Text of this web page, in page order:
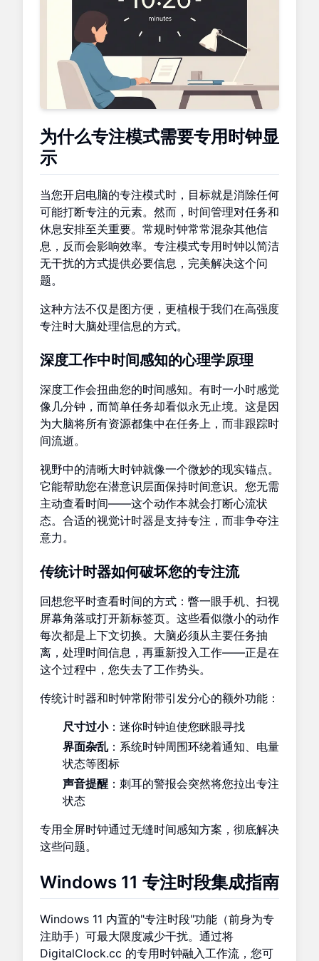
为什么专注模式需要专用时钟显
示
当您开启电脑的专注模式时，目标就是消除任何
可能打断专注的元素。然而，时间管理对任务和
休息安排至关重要。常规时钟常常混杂其他信
息，反而会影响效率。专注模式专用时钟以简洁
无干扰的方式提供必要信息，完美解决这个问
题。
这种方法不仅是图方便，更植根于我们在高强度
专注时大脑处理信息的方式。
深度工作中时间感知的心理学原理
深度工作会扭曲您的时间感知。有时一小时感觉
像几分钟，而简单任务却看似永无止境。这是因
为大脑将所有资源都集中在任务上，而非跟踪时
间流逝。
视野中的清晰大时钟就像一个微妙的现实锚点。
它能帮助您在潜意识层面保持时间意识。您无需
主动查看时间——这个动作本就会打断心流状
态。合适的视觉计时器是支持专注，而非争夺注
意力。
传统计时器如何破坏您的专注流
回想您平时查看时间的方式：瞥一眼手机、扫视
屏幕角落或打开新标签页。这些看似微小的动作
每次都是上下文切换。大脑必须从主要任务抽
离，处理时间信息，再重新投入工作——正是在
这个过程中，您失去了工作势头。
传统计时器和时钟常附带引发分心的额外功能：
尺寸过小：迷你时钟迫使您眯眼寻找
界面杂乱 ：系统时钟周围环绕着通知、电量
状态等图标
声音提醒 ：刺耳的警报会突然将您拉出专注
状态
专用全屏时钟通过无缝时间感知方案，彻底解决
这些问题。
Windows 11 专注时段集成指南
Windows 11 内置的"专注时段"功能（前身为专
注助手）可最大限度减少干扰。通过将
DigitalClock.cc 的专用时钟融入工作流，您可